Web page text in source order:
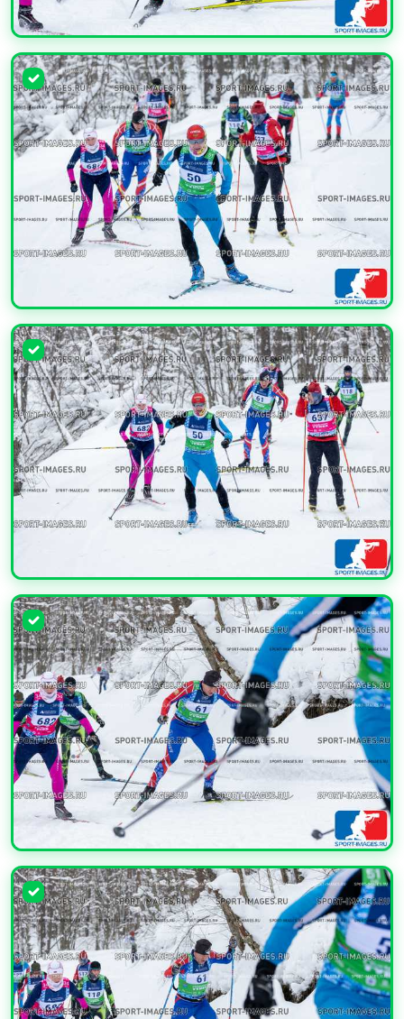
УВЕЛИЧИТЬ
УВЕЛИЧИТЬ
УВЕЛИЧИТЬ
УВЕЛИЧИТЬ